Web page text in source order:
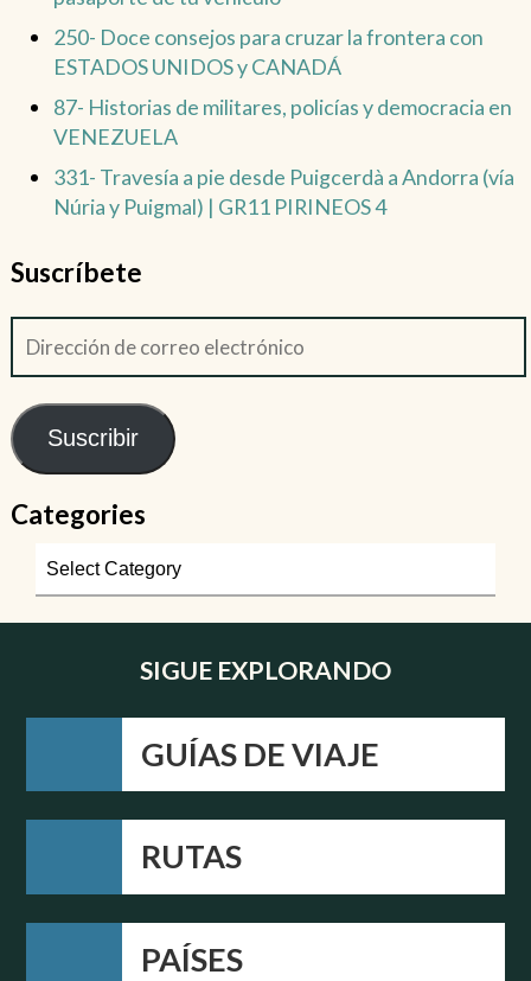
250- Doce consejos para cruzar la frontera con
ESTADOS UNIDOS y CANADÁ
87- Historias de militares, policías y democracia en
VENEZUELA
331- Travesía a pie desde Puigcerdà a Andorra (vía
Núria y Puigmal) | GR11 PIRINEOS 4
Suscríbete
Suscribir
Categories
SIGUE EXPLORANDO
GUÍAS DE VIAJE
RUTAS
PAÍSES